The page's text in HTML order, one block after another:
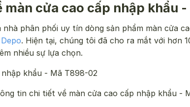
màn cửa cao cấp nhập khẩu
nhà phân phối uy tín dòng sản phẩm màn cửa
. Hiện tại, chúng tôi đã cho ra mắt với hơn
nhiều sự lựa chọn.
tin chi tiết về màn cửa cao cấp nhập khẩu -